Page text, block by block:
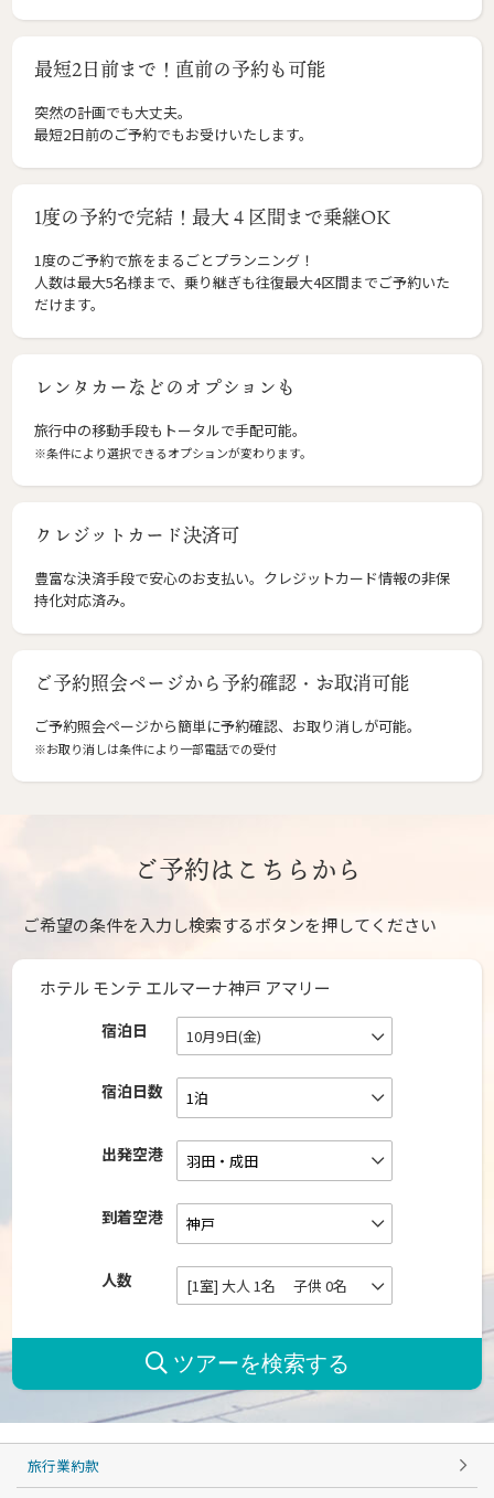
最短2日前まで！直前の予約も可能
突然の計画でも大丈夫。
最短2日前のご予約でもお受けいたします。
1度の予約で完結！最大４区間まで乗継OK
1度のご予約で旅をまるごとプランニング！
人数は最大5名様まで、乗り継ぎも往復最大4区間までご予約いた
だけます。
レンタカーなどのオプションも
旅行中の移動手段もトータルで手配可能。
※条件により選択できるオプションが変わります。
クレジットカード決済可
豊富な決済手段で安心のお支払い。クレジットカード情報の非保
持化対応済み。
ご予約照会ページから予約確認・お取消可能
ご予約照会ページから簡単に予約確認、お取り消しが可能。
※お取り消しは条件により一部電話での受付
ご予約はこちらから
ご希望の条件を入力し検索するボタンを押してください
ホテル モンテ エルマーナ神戸 アマリー
宿泊日 10月9日(金)
宿泊日数
出発空港
到着空港
人数 [1室] 大人 1名 子供 0名
旅行業約款